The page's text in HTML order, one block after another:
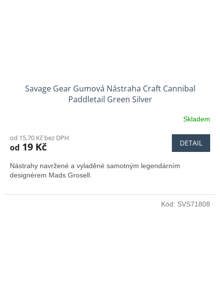
Savage Gear Gumová Nástraha Craft Cannibal
Paddletail Green Silver
Skladem
od 15,70 Kč bez DPH
od 19 Kč DETAIL
Nástrahy navržené a vyladěné samotným legendárním
designérem Mads Grosell.
Kód: SVS71808